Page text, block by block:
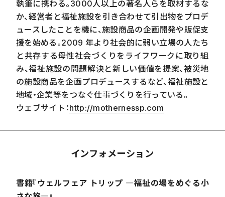
執筆に携わる。3000人以上の著名人らを取材するな
か、経営者と福祉施設を引き合わせて引出物をプロデ
ュースしたことを機に、施設商品の企画開発や販促支
援を始める。2009 年より社会的に弱い立場の人たち
と共存する母性社会づくりをライフワークに取り組
み、福祉施設の問題解決と新しい価値を提案、被災地
の施設商品を企画プロデュースするなど、福祉施設と
地域・企業等をつなぐ仕事づくりを行っている。
ウェブサイト：http://mothernessp.com
インフォメーション
書籍『ウェルフェア トリップ ―福祉の場をめぐる小